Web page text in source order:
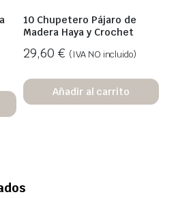
10 Chupetero Pájaro de
Madera Haya y Crochet
29,60 € (IVA NO incluido)
Añadir al carrito